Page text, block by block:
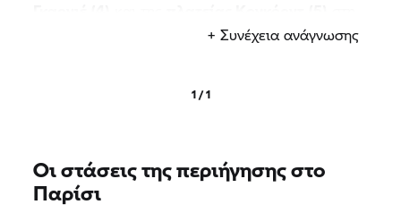
Λεωφόρο των Ηλυσίων Πεδίων (6) , στο τέλος
κόμβο. Με το ηλεκτρικό σκούτερ σου, δεν σε
Άιφελ (9)
. Το γαλλικό σήμα κατατεθέν είναι
δικαίως ένας πραγματικός πόλος έλξης για τους
τουρίστες και σε προσκαλεί για ένα μικρό πικνίκ,
+ Συνέχεια ανάγνωσης
1 / 1
Οι στάσεις της περιήγησης στο
Παρίσι